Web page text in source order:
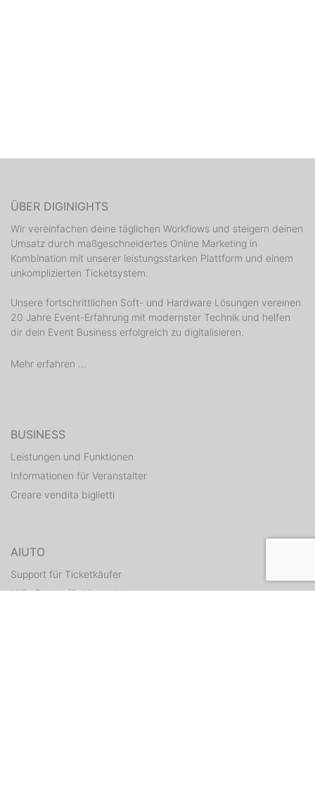
ÜBER DIGINIGHTS
Wir vereinfachen deine täglichen Workflows und steigern deinen
Umsatz durch maßgeschneidertes Online Marketing in
Kombination mit unserer leistungsstarken Plattform und einem
unkomplizierten Ticketsystem.
Unsere fortschrittlichen Soft- und Hardware Lösungen vereinen
20 Jahre Event-Erfahrung mit modernster Technik und helfen
dir dein Event Business erfolgreich zu digitalisieren.
Mehr erfahren ...
BUSINESS
Leistungen und Funktionen
Informationen für Veranstalter
Creare vendita biglietti
AIUTO
Support für Ticketkäufer
Hilfe Center für Veranstalter